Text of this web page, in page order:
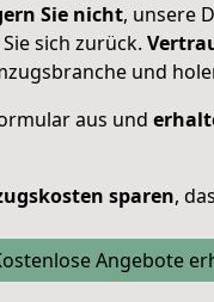
Sie nicht, unsere
sich zurück.
und
aus und
sparen,
Angebote